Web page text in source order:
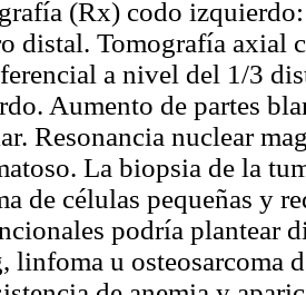
(Rx) codo
distal. Tomografía axial
a nivel del 1/3
Aumento de partes
Resonancia nuclear
La biopsia de la
de células pequeñas y
podría plantear
linfoma u osteosarcoma